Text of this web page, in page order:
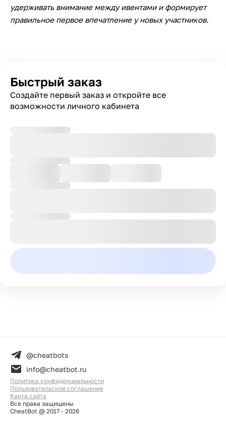
удерживать внимание между ивентами и формирует
правильное первое впечатление у новых участников.
Быстрый заказ
Создайте первый заказ и откройте все
возможности личного кабинета
@cheatbots
info@cheatbot.ru
Политика конфиденциальности
Пользовательское соглашение
Карта сайта
Все права защищены
CheatBot @ 2017 - 2026